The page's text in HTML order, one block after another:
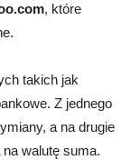
, które
takich jak
Z jednego
a na drugie
walutę suma.